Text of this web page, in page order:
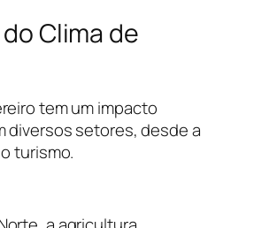
Clima de
tem um impacto
diversos setores, desde a
turismo.